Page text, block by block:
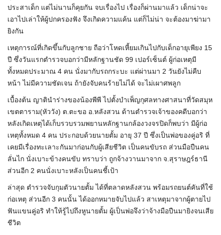
ประสาเด็ก แต่ไม่นานก็คุยกัน จบเรื่องไป เรื่องก็ผ่านมาแล้ว เด็กน่าจะ
เอาไปเล่าให้ผู้ปกครองฟัง จึงเกิดความแค้น แต่ก็ไม่น่า จะต้องมาฆ่ามา
ยิงกัน
เหตุการณ์ที่เกิดขึ้นกับลูกชาย ถือว่าโหดเหี้ยมเกินไปกับเด็กอายุเพียง 15
ปี ซึ่งวันแรกตำรวจบอกว่ามีหลักฐานชัด 99 เปอร์เซ็นต์ ผู้ก่อเหตุมี
ทั้งหมดประมาณ 4 คน นั่งมากับรถกระบะ แต่ผ่านมา 2 วันยังไม่คืบ
หน้า ไม่มีความชัดเจน ถ้ายังจับคนร้ายไม่ได้ จะไม่เผาศพลูก
เบื้องต้น ญาตินำร่างของน้องพีพี ไปตั้งบำเพ็ญกุศลทางศาสนาที่วัดสมุห
เขตตาราม(หัววัง) ต.ตะขอ อ.หลังสวน ด้านตำรวจเจ้าของคดีบอกว่า
หลังเกิดเหตุได้เก็บรวบรวมพยานหลักฐานกล้องวงจรปิดก็พบว่า มีผู้ก่อ
เหตุทั้งหมด 4 คน ประกอบด้วยนายตั้ม อายุ 37 ปี ซึ่งเป็นพ่อของคู่อริ ที่
เคยมีเรื่องทะเลาะกันมาก่อนกับผู้เสียชีวิต เป็นคนขับรถ ส่วนมือปืนคน
ลั่นไก นั่งเบาะข้างคนขับ ทราบว่า ถูกจ้างวานมาจาก จ.สุราษฎร์ธานี
ส่วนอีก 2 คนนั่งเบาะหลังเป็นคนชี้เป้า
ล่าสุด ตำรวจจับกุมตัวนายตั้ม ได้ที่ตลาดหลังสวน พร้อมรถยนต์คันที่ใช้
ก่อเหตุ ส่วนอีก 3 คนนั้น ได้ออกหมายจับไปแล้ว สาเหตุมาจากผู้ตายไป
ฟันแขนคู่อริ ทำให้รู้ไปถึงหูนายตั้ม ผู้เป็นพ่อจึงว่าจ้างมือปืนมายิงจนเสีย
ชีวิต